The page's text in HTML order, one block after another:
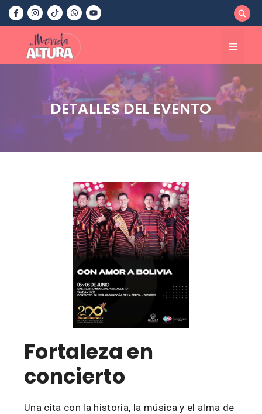
Saltar
contenido
Menú
DETALLES DEL EVENTO
Fortaleza en
concierto
Una cita con la historia, la música y el alma de